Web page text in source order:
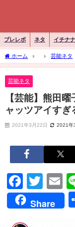
ブレレボ ネタ イチナナ
ホーム 芸能ネタ
ツアイすぎる！
芸能ネタ
【芸能】熊田
ャッツアイすぎ
2021年3月22日 2021年
Share